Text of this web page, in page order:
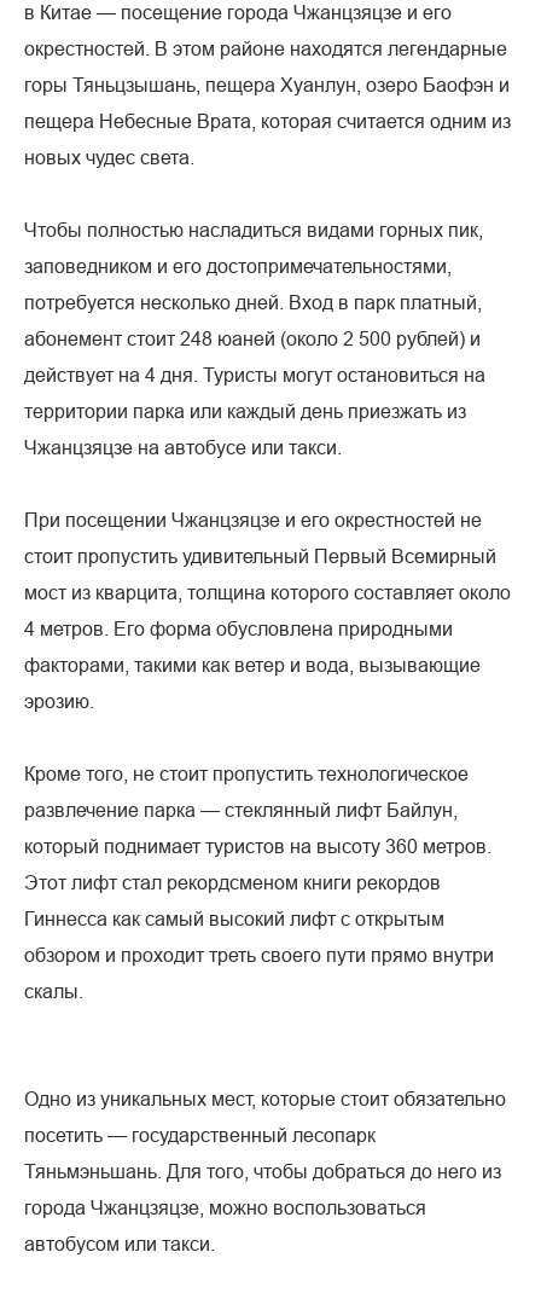
в Китае — посещение города Чжанцзяцзе и его
окрестностей. В этом районе находятся легендарные
горы Тяньцзышань, пещера Хуанлун, озеро Баофэн и
пещера Небесные Врата, которая считается одним из
новых чудес света.
Чтобы полностью насладиться видами горных пик,
заповедником и его достопримечательностями,
потребуется несколько дней. Вход в парк платный,
абонемент стоит 248 юаней (около 2 500 рублей) и
действует на 4 дня. Туристы могут остановиться на
территории парка или каждый день приезжать из
Чжанцзяцзе на автобусе или такси.
При посещении Чжанцзяцзе и его окрестностей не
стоит пропустить удивительный Первый Всемирный
мост из кварцита, толщина которого составляет около
4 метров. Его форма обусловлена природными
факторами, такими как ветер и вода, вызывающие
эрозию.
Кроме того, не стоит пропустить технологическое
развлечение парка — стеклянный лифт Байлун,
который поднимает туристов на высоту 360 метров.
Этот лифт стал рекордсменом книги рекордов
Гиннесса как самый высокий лифт с открытым
обзором и проходит треть своего пути прямо внутри
скалы.
Одно из уникальных мест, которые стоит обязательно
посетить — государственный лесопарк
Тяньмэньшань. Для того, чтобы добраться до него из
города Чжанцзяцзе, можно воспользоваться
автобусом или такси.